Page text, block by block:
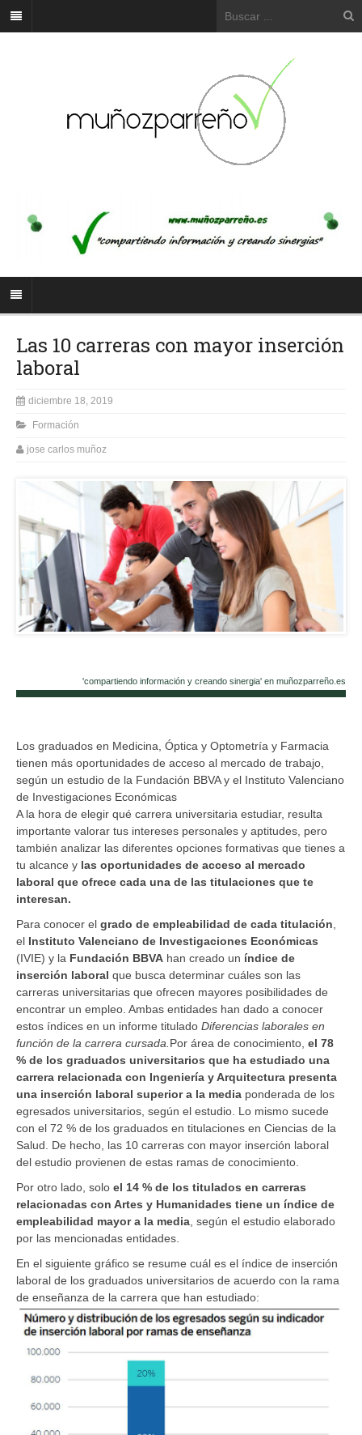
Las 10 carreras con mayor inserción
laboral
diciembre 18, 2019
Formación
jose carlos muñoz
'compartiendo información y creando sinergia' en muñozparreño.es
Los graduados en Medicina, Óptica y Optometría y Farmacia
tienen más oportunidades de acceso al mercado de trabajo,
según un estudio de la Fundación BBVA y el Instituto Valenciano
de Investigaciones Económicas
A la hora de elegir qué carrera universitaria estudiar, resulta
importante valorar tus intereses personales y aptitudes, pero
también analizar las diferentes opciones formativas que tienes a
tu alcance y las oportunidades de acceso al mercado
laboral que ofrece cada una de las titulaciones que te
interesan.
Para conocer el grado de empleabilidad de cada titulación
el Instituto Valenciano de Investigaciones Económicas
(IVIE) y la Fundación BBVA han creado un índice de
inserción laboral que busca determinar cuáles son las
carreras universitarias que ofrecen mayores posibilidades de
encontrar un empleo. Ambas entidades han dado a conocer
estos índices en un informe titulado Diferencias laborales en
función de la carrera cursada. Por área de conocimiento, el 78
% de los graduados universitarios que ha estudiado una
carrera relacionada con Ingeniería y Arquitectura presenta
una inserción laboral superior a la media ponderada de los
egresados universitarios, según el estudio. Lo mismo sucede
con el 72 % de los graduados en titulaciones en Ciencias de la
Salud. De hecho, las 10 carreras con mayor inserción laboral
del estudio provienen de estas ramas de conocimiento.
Por otro lado, solo el 14 % de los titulados en carreras
relacionadas con Artes y Humanidades tiene un índice de
empleabilidad mayor a la media , según el estudio elaborado
por las mencionadas entidades.
En el siguiente gráfico se resume cuál es el índice de inserción
laboral de los graduados universitarios de acuerdo con la rama
de enseñanza de la carrera que han estudiado: